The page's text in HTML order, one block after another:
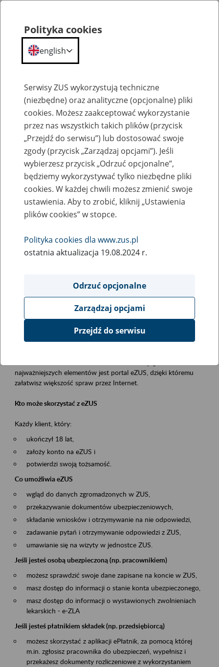
Szkolenia
Zaproś ZUS do siebie - zakładanie profili
eZUS w siedzibie Twojej firmy
Rodzaj wydarzenia
Szkolenia
obsługa klientów
Event description
Platforma Usług Elektronicznych ZUS eZUS
najważniejszych elementów jest portal eZUS, dzięki któremu
załatwisz większość spraw przez Internet.
Kto może skorzystać z eZUS
Każdy klient, który:
ukończył 18 lat,
założy konto na eZUS i
potwierdzi swoją tożsamość.
Co umożliwia eZUS
wgląd do danych zgromadzonych w ZUS,
przekazywanie dokumentów ubezpieczeniowych,
składanie wniosków i otrzymywanie na nie odpowiedzi,
zadawanie pytań i otrzymywanie odpowiedzi z ZUS,
umawianie się na wizyty w jednostce ZUS.
Jeśli jesteś osobą ubezpieczoną (np. pracownikiem)
możesz sprawdzić swoje dane zapisane na koncie w ZUS,
masz dostęp do informacji o stanie konta ubezpieczonego,
masz dostęp do informacji o wystawionych zwolnieniach
lekarskich - e-ZLA
Jeśli jesteś płatnikiem składek (np. przedsiębiorcą)
możesz skorzystać z aplikacji ePłatnik, za pomocą której
m.in. zgłosisz pracownika do ubezpieczeń, wypełnisz i
przekażesz dokumenty rozliczeniowe z wykorzystaniem
Polityka cookies
english
Serwisy ZUS wykorzystują techniczne
(niezbędne) oraz analityczne (opcjonalne) pliki
cookies. Możesz zaakceptować wykorzystanie
przez nas wszystkich takich plików (przycisk
„Przejdź do serwisu”) lub dostosować swoje
zgody (przycisk „Zarządzaj opcjami”). Jeśli
wybierzesz przycisk „Odrzuć opcjonalne”,
będziemy wykorzystywać tylko niezbędne pliki
cookies. W każdej chwili możesz zmienić swoje
ustawienia. Aby to zrobić, kliknij „Ustawienia
plików cookies” w stopce.
Polityka cookies dla www.zus.pl
ostatnia aktualizacja 19.08.2024 r.
Odrzuć opcjonalne
Zarządzaj opcjami
Przejdź do serwisu